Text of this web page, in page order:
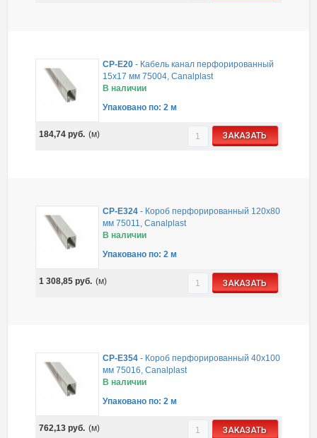
CP-E20 - Кабель канал перфорированный
15х17 мм 75004, Canalplast
В наличии
Упаковано по: 2 м
184,74руб. (м) ЗАКАЗАТЬ
CP-E324 - Короб перфорированный 120х80
мм 75011, Canalplast
В наличии
Упаковано по: 2 м
1 308,85руб. (м) ЗАКАЗАТЬ
CP-E354 - Короб перфорированный 40х100
мм 75016, Canalplast
В наличии
Упаковано по: 2 м
762,13руб. (м) ЗАКАЗАТЬ